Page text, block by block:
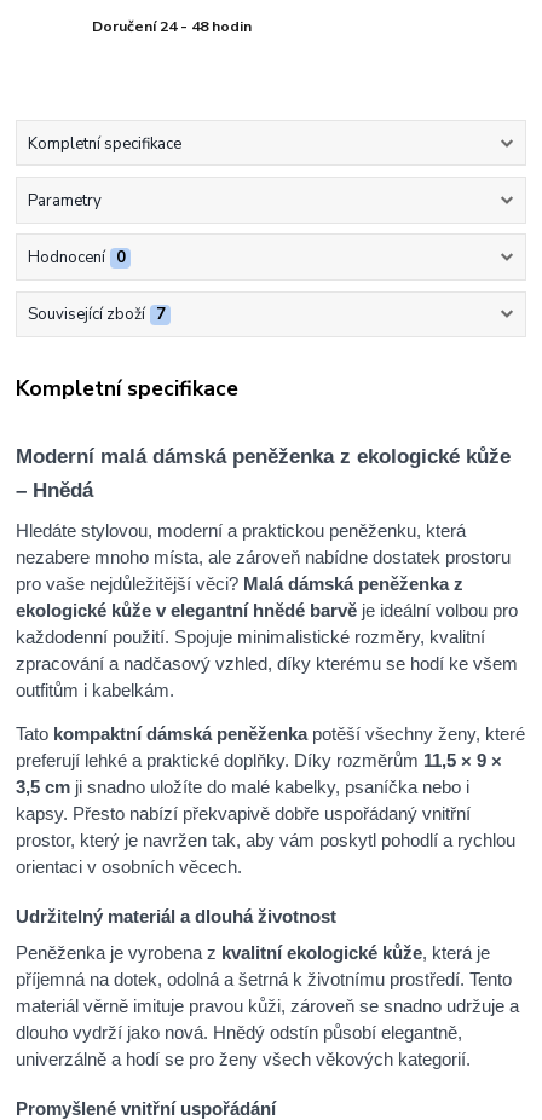
Doručení 24 - 48 hodin
Kompletní specifikace
Parametry
Hodnocení 0
Související zboží 7
Kompletní specifikace
Moderní malá dámská peněženka z ekologické kůže
– Hnědá
Hledáte stylovou, moderní a praktickou peněženku, která
nezabere mnoho místa, ale zároveň nabídne dostatek prostoru
pro vaše nejdůležitější věci? Malá dámská peněženka z
ekologické kůže v elegantní hnědé barvě je ideální volbou pro
každodenní použití. Spojuje minimalistické rozměry, kvalitní
zpracování a nadčasový vzhled, díky kterému se hodí ke všem
outfitům i kabelkám.
Tato kompaktní dámská peněženkapotěší všechny ženy, které
preferují lehké a praktické doplňky. Díky rozměrům 11,5 × 9 ×
3,5 cm ji snadno uložíte do malé kabelky, psaníčka nebo i
kapsy. Přesto nabízí překvapivě dobře uspořádaný vnitřní
prostor, který je navržen tak, aby vám poskytl pohodlí a rychlou
orientaci v osobních věcech.
Udržitelný materiál a dlouhá životnost
Peněženka je vyrobena z kvalitní ekologické kůže, která je
příjemná na dotek, odolná a šetrná k životnímu prostředí. Tento
materiál věrně imituje pravou kůži, zároveň se snadno udržuje a
dlouho vydrží jako nová. Hnědý odstín působí elegantně,
univerzálně a hodí se pro ženy všech věkových kategorií.
Promyšlené vnitřní uspořádání